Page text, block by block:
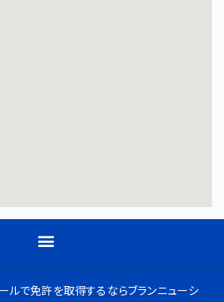
ルで免許を取得するならブランニューシ